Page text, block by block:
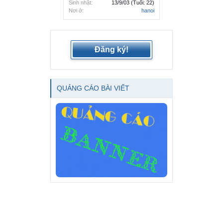
Sinh nhật: 13/9/03 (Tuổi: 22)
Nơi ở:
hanoi
Đăng ký!
QUẢNG CÁO BÀI VIẾT